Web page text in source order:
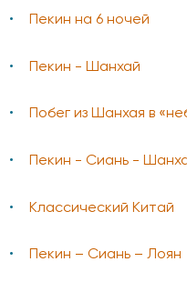
Пекин на 6 ночей
Пекин - Шанхай
Побег из Шанхая в
Пекин - Сиань -
Классический Китай
Пекин – Сиань – Лоян